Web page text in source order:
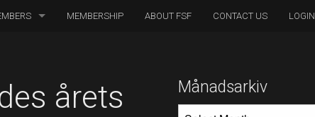
MEMBERS
MEMBERSHIP ABOUT FSF CONTACT US LOGIN
årets
Månadsarkiv